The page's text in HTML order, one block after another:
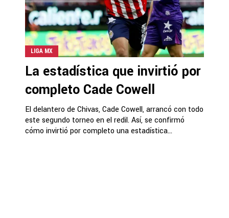
LIGA MX
La estadística que invirtió por
completo Cade Cowell
El delantero de Chivas, Cade Cowell, arrancó con todo
este segundo torneo en el redil. Así, se confirmó
cómo invirtió por completo una estadística...